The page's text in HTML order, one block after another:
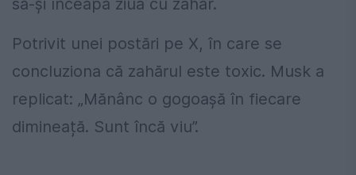
să-și înceapă ziua cu zahăr.
Potrivit unei postări pe X, în care se
concluziona că zahărul este toxic. Musk a
replicat: „Mănânc o gogoașă în fiecare
dimineață. Sunt încă viu”.